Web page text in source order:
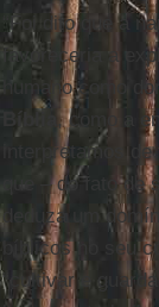
“Foi dito que a
favoreceria a
humano como
, como a
interpretamos
que – do fato
deduza um
bíblicos no seu
“cultivar e